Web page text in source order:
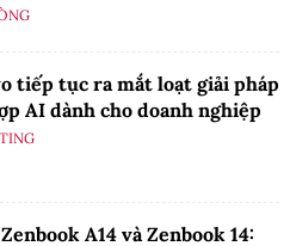
tiếp tục ra mắt loạt giải pháp
AI dành cho doanh nghiệp
A14 và Zenbook 14: